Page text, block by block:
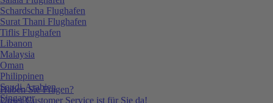
Haben Sie Fragen?
Unser Customer Service ist für Sie da!
Schardscha Flughafen
Surat Thani Flughafen
Tiflis Flughafen
Libanon
Malaysia
Oman
Philippinen
Saudi-Arabien
Singapur